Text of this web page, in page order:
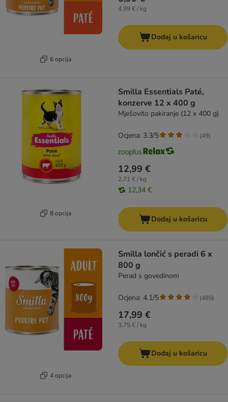
6 opcija
4,99 € / kg
Dodaj u košaricu
8 opcija
Smilla Essentials Paté,
konzerve 12 x 400 g
Mješovito pakiranje (12 x 400 g)
12,99 €
2,71 € / kg
12,34 €
Ocjena: 3.3/5 (49)
Dodaj u košaricu
4 opcija
Smilla lončić s peradi 6 x
800 g
Perad s govedinom
17,99 €
3,75 € / kg
Ocjena: 4.1/5 (485)
Dodaj u košaricu